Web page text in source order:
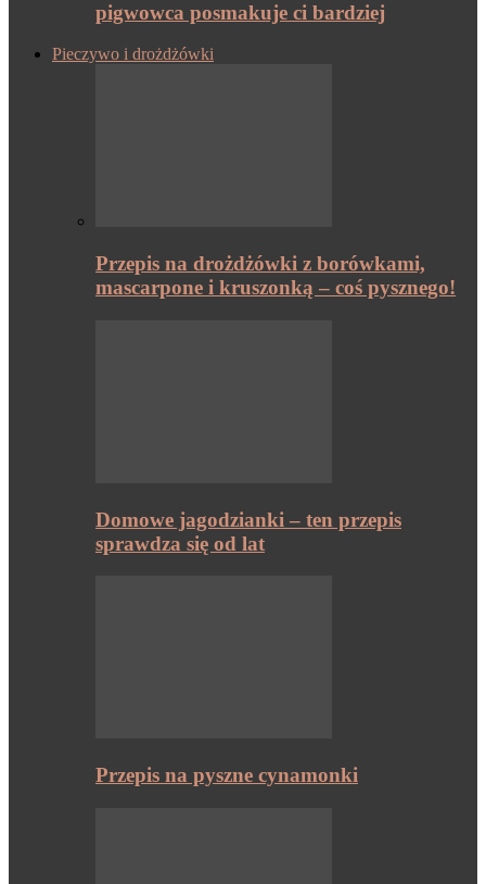
pigwowca posmakuje ci bardziej
Pieczywo i drożdżówki
Przepis na drożdżówki z borówkami,
mascarpone i kruszonką – coś pysznego!
Domowe jagodzianki – ten przepis
sprawdza się od lat
Przepis na pyszne cynamonki